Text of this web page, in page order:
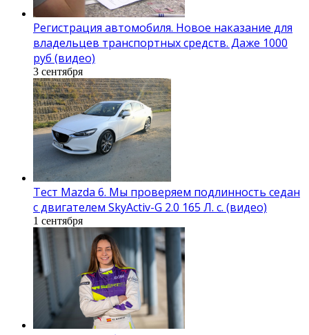
Регистрация автомобиля. Новое наказание для
владельцев транспортных средств. Даже 1000
руб (видео)
3 сентября
Тест Mazda 6. Мы проверяем подлинность седан
с двигателем SkyActiv-G 2.0 165 Л. с. (видео)
1 сентября